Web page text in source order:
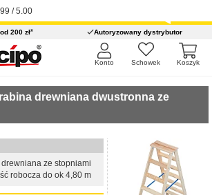
/ 5.00
200 zł* Autoryzowany dystrybutor
Koszyk
Schowek
Konto
drewniana dwustronna ze
ze stopniami
robocza do ok 4,80 m